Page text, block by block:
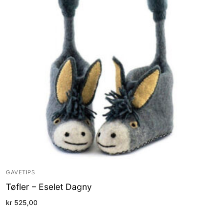
GAVETIPS
Tøfler – Eselet Dagny
kr 525,00